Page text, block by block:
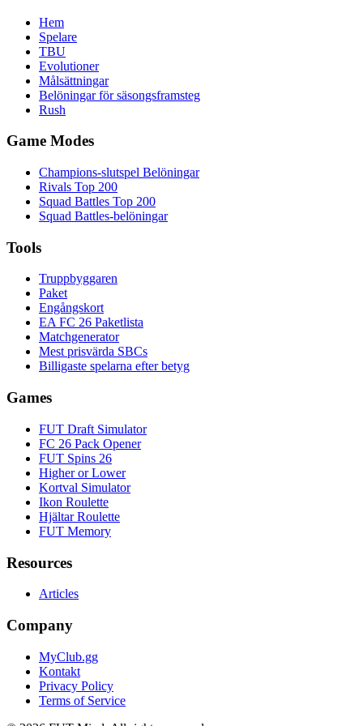
Hem
Spelare
TBU
Evolutioner
Målsättningar
Belöningar för säsongsframsteg
Rush
Game Modes
Champions-slutspel Belöningar
Rivals Top 200
Squad Battles Top 200
Squad Battles-belöningar
Tools
Truppbyggaren
Paket
Engångskort
EA FC 26 Paketlista
Matchgenerator
Mest prisvärda SBCs
Billigaste spelarna efter betyg
Games
FUT Draft Simulator
FC 26 Pack Opener
FUT Spins 26
Higher or Lower
Kortval Simulator
Ikon Roulette
Hjältar Roulette
FUT Memory
Resources
Articles
Company
MyClub.gg
Kontakt
Privacy Policy
Terms of Service